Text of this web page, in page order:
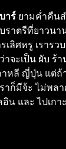
าร์ ยามค่ำคืน
ราตรีที่ยาวน
เลิศหรู เราร
จะเป็น ผับ ร้
าหลี ญี่ปุ่น แต่
ราก็มีจ้ะ ไม่พล
น และ ไปเกา